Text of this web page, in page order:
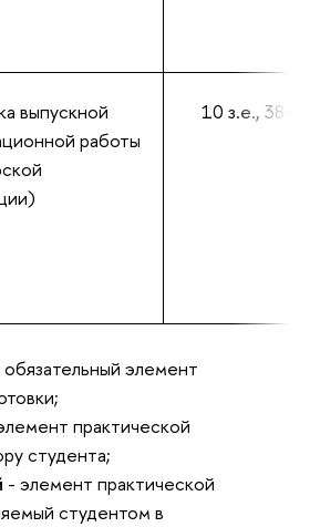
выпускной
работы
10 з.е., 380
элемент
практической
студента;
- элемент практической
студентом в